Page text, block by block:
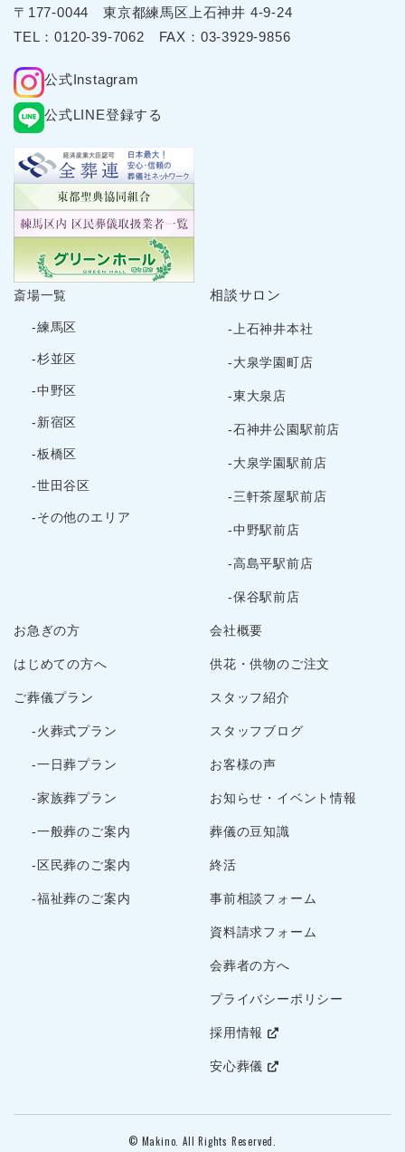
〒177-0044 東京都練⾺区上⽯神井 4-9-24
TEL：0120-39-7062 FAX：03-3929-9856
公式Instagram
公式LINE登録する
お急ぎの方
はじめての方へ
ご葬儀プラン
-火葬式プラン
-一日葬プラン
-家族葬プラン
-一般葬のご案内
-区民葬のご案内
-福祉葬のご案内
斎場一覧
-練馬区
-杉並区
-中野区
-新宿区
-板橋区
-世田谷区
-その他のエリア
相談サロン
-上石神井本社
-大泉学園町店
-東大泉店
-石神井公園駅前店
-大泉学園駅前店
-三軒茶屋駅前店
-中野駅前店
-高島平駅前店
-保谷駅前店
会社概要
供花・供物のご注文
スタッフ紹介
スタッフブログ
お客様の声
お知らせ・イベント情報
葬儀の豆知識
終活
事前相談フォーム
資料請求フォーム
会葬者の方へ
プライバシーポリシー
採用情報
安心葬儀
© Makino. All Rights Reserved.